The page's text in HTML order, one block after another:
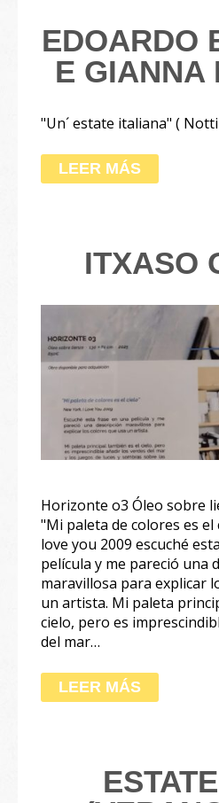
EDOARDO
E GIANNA
"Un´ estate italiana" (
LEER MÁS
ITXASO
Horizonte o3 Óleo sobre
"Mi paleta de colores es el
love you 2009 escuché
película y me pareció una
maravillosa para explicar
un artista. Mi paleta
cielo, pero es
del mar…
LEER MÁS